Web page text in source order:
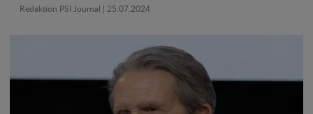
Redaktion PSI Journal | 25.07.2024